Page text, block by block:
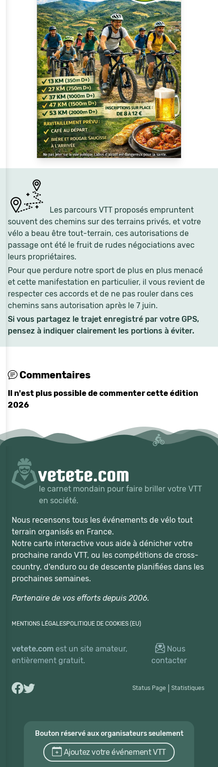
Les parcours VTT proposés empruntent
souvent des chemins sur des terrains privés, et votre
vélo a beau être tout-terrain, ces autorisations de
passage ont été le fruit de rudes négociations avec
leurs propriétaires.
Pour que perdure notre sport de plus en plus menacé
et cette manifestation en particulier, il vous revient de
respecter ces accords et de ne pas rouler dans ces
chemins sans autorisation après le 7 juin.
Si vous partagez le trajet enregistré par votre GPS,
pensez à indiquer clairement les portions à éviter.
Commentaires
Il n'est plus possible de commenter cette édition
2026
le carnet mondain pour faire briller votre VTT
en société.
Nous recensons tous les événements de vélo tout
terrain organisés en France.
Notre carte interactive vous aide à dénicher votre
prochaine rando VTT, ou les compétitions de cross-
country, d'enduro ou de descente planifiées dans les
prochaines semaines.
Partenaire de vos efforts depuis 2006.
MENTIONS LÉGALESPOLITIQUE DE COOKIES (EU)
vetete.com est un site amateur,
entièrement gratuit.
Nous
contacter
Status Page Statistiques
Bouton réservé aux organisateurs seulement
Ajoutez votre événement VTT